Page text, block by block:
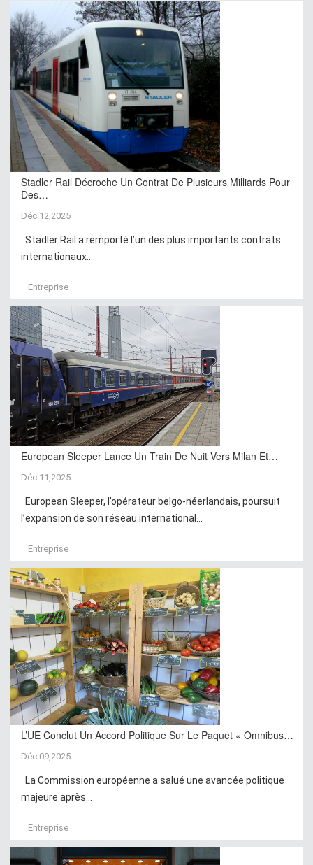
Stadler Rail Décroche Un Contrat De Plusieurs Milliards Pour
Des…
Déc 12,2025
Stadler Rail a remporté l’un des plus importants contrats
internationaux...
Entreprise
European Sleeper Lance Un Train De Nuit Vers Milan Et…
Déc 11,2025
European Sleeper, l’opérateur belgo-néerlandais, poursuit
l’expansion de son réseau international...
Entreprise
L’UE Conclut Un Accord Politique Sur Le Paquet « Omnibus…
Déc 09,2025
La Commission européenne a salué une avancée politique
majeure après...
Entreprise